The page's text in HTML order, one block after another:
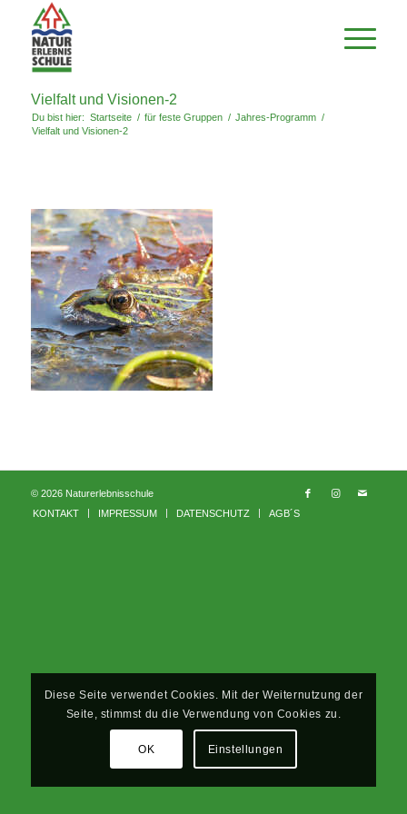
Vielfalt und Visionen-2
Du bist hier: Startseite / für feste Gruppen / Jahres-Programm /
Vielfalt und Visionen-2
© 2026 Naturerlebnisschule
KONTAKT
IMPRESSUM DATENSCHUTZ AGB´S
Diese Seite verwendet Cookies. Mit der Weiternutzung der
Seite, stimmst du die Verwendung von Cookies zu.
OK Einstellungen